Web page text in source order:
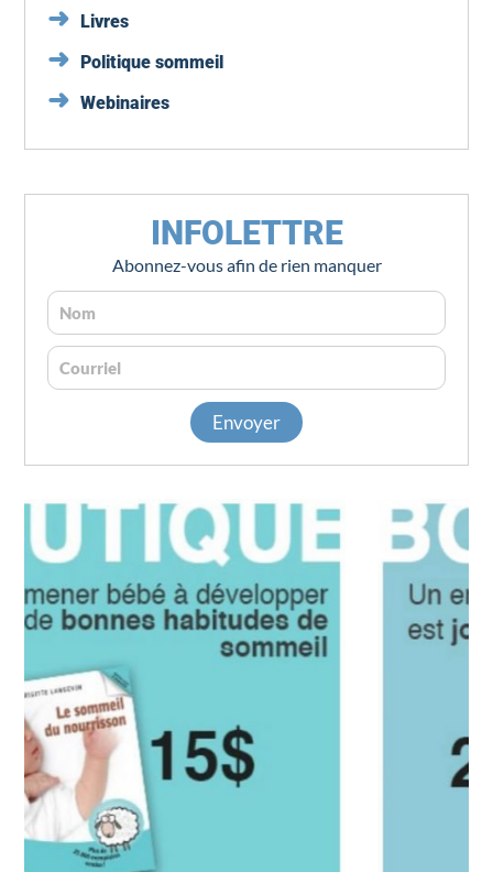
Livres
Politique sommeil
Webinaires
INFOLETTRE
Abonnez-vous afin de rien manquer